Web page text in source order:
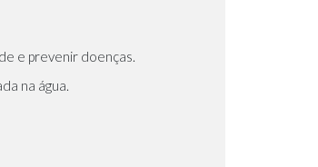
e prevenir doenças.
na água.